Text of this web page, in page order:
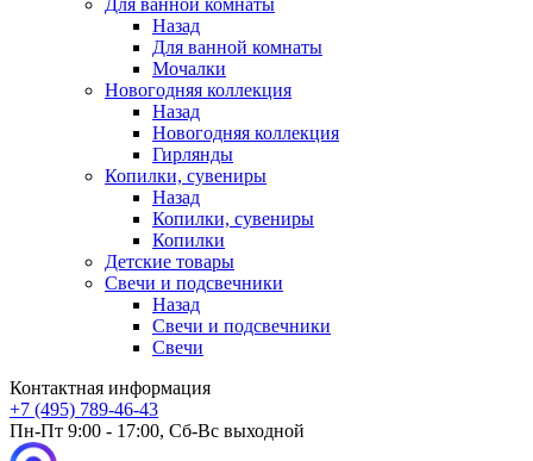
Для ванной комнаты
Назад
Для ванной комнаты
Мочалки
Новогодняя коллекция
Назад
Новогодняя коллекция
Гирлянды
Копилки, сувениры
Назад
Копилки, сувениры
Копилки
Детские товары
Свечи и подсвечники
Назад
Свечи и подсвечники
Свечи
Контактная информация
+7 (495) 789-46-43
Пн-Пт 9:00 - 17:00, Сб-Вс выходной